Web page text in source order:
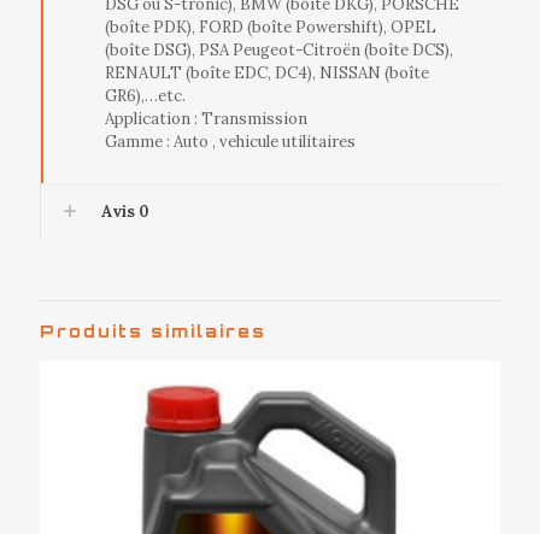
DSG ou S-tronic), BMW (boîte DKG), PORSCHE
(boîte PDK), FORD (boîte Powershift), OPEL
(boîte DSG), PSA Peugeot-Citroën (boîte DCS),
RENAULT (boîte EDC, DC4), NISSAN (boîte
GR6),…etc.
Application : Transmission
Gamme : Auto , vehicule utilitaires
Avis 0
Produits similaires